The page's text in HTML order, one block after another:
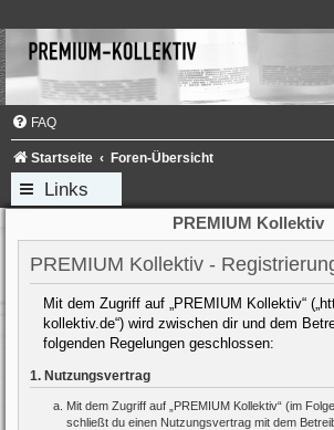
FAQ
Startseite Foren-Übersicht
Links
PREMIUM Kollektiv
PREMIUM Kollektiv -
Mit dem Zugriff auf „PREMIUM Kollektiv“
kollektiv.de“) wird zwischen dir und dem
folgenden Regelungen geschlossen:
1. Nutzungsvertrag
Mit dem Zugriff auf „PREMIUM Kollektiv“ (im
schließt du einen Nutzungsvertrag mit dem